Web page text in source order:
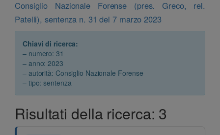
Consiglio Nazionale Forense (pres. Greco, rel.
Patelli), sentenza n. 31 del 7 marzo 2023
Chiavi di ricerca:
– numero: 31
– anno: 2023
– autorità: Consiglio Nazionale Forense
– tipo: sentenza
Risultati della ricerca: 3